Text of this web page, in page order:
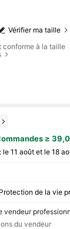
Vérifier ma taille
à la taille
≥
le 11 août et le 18
de la vie
vendeur
du vendeur